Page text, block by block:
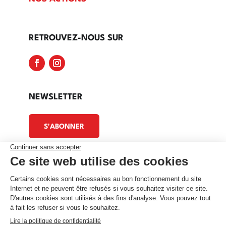
RETROUVEZ-NOUS SUR
NEWSLETTER
S'ABONNER
© By Poush